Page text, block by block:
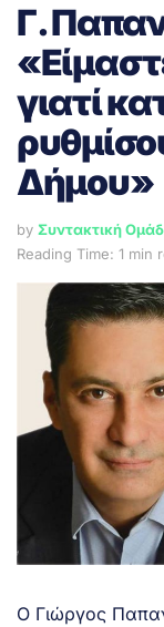
Γ.
γιατί
Δήμου»
by Συντακτική
Reading Time: 1 min
Ο Γιώργος